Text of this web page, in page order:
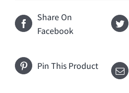
Share On
Facebook
Pin This Product